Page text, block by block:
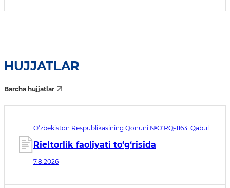
HUJJATLAR
Barcha hujjatlar
O‘zbekiston Respublikasining Qonuni №O‘RQ-1163. Qabul
Rieltorlik faoliyati to‘g‘risida
7.8.2026